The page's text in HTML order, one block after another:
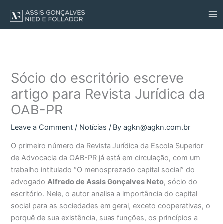
content
Sócio do escritório escreve
artigo para Revista Jurídica da
OAB-PR
Leave a Comment / Notícias / Byagkn@agkn.com.br
O primeiro número da Revista Jurídica da Escola Superior
de Advocacia da OAB-PR já está em circulação, com um
trabalho intitulado “O menosprezado capital social” do
advogadoAlfredo de Assis Gonçalves Neto, sócio do
escritório. Nele, o autor analisa a importância do capital
social para as sociedades em geral, exceto cooperativas, o
porquê de sua existência, suas funções, os princípios a